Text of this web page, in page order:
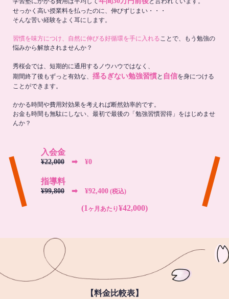
せっかく高い授業料を払ったのに、伸びずじまい・・・
そんな苦い経験をよく耳にします。
習慣を味方につけ、自然に伸びる好循環を手に入れることで、もう勉強の
悩みから解放されませんか？
秀桜会では、短期的に通用するノウハウではなく、
期間終了後もずっと有効な、 揺るぎない勉強習慣と 自信を身につける
ことができます。
かかる時間や費用対効果を考えれば断然効率的です。
お金も時間も無駄にしない、最初で最後の「勉強習慣習得」をはじめませ
んか？
入会金
¥22,000 ➡︎ ¥0
指導料
¥99,800 ➡︎ ¥92,400 (税込)
(1 ヶ月あたり¥42,000)
【料金比較表】